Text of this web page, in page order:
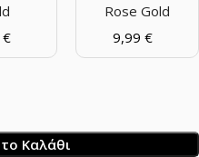
€
Rose Gold
9,99 €
Καλάθι